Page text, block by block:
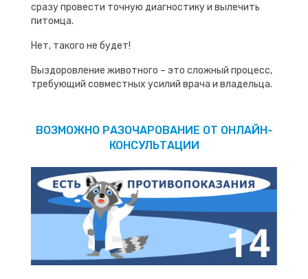
сразу провести точную диагностику и вылечить
питомца.
Нет, такого не будет!
Выздоровление животного – это сложный процесс,
требующий совместных усилий врача и владельца.
ВОЗМОЖНО РАЗОЧАРОВАНИЕ ОТ ОНЛАЙН-
КОНСУЛЬТАЦИИ